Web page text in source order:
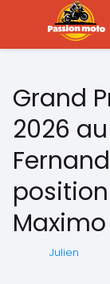
Grand
2026
Julien